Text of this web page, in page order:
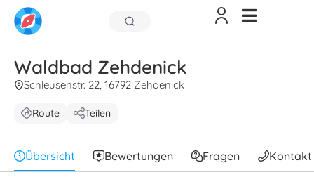
Waldbad Zehdenick
Schleusenstr. 22, 16792 Zehdenick
Route Teilen
Übersicht Bewertungen Fragen Kontakt